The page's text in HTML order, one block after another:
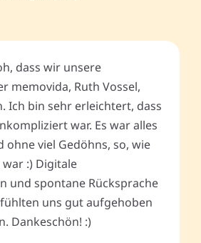
dass wir unsere
memovida, Ruth Vossel,
Ich bin sehr erleichtert, dass
war. Es war alles
ohne viel Gedöhns, so, wie
:) Digitale
und spontane Rücksprache
uns gut aufgehoben
Dankeschön! :)